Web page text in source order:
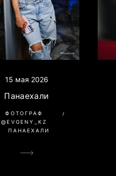
15 мая 2026
Панаехали
ФОТОГРАФ
@EVGENY_KZ
ПАНАЕХАЛИ